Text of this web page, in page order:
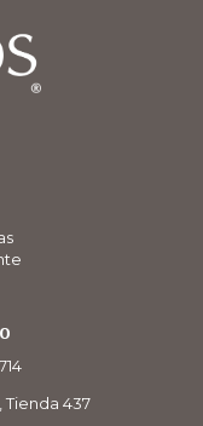
Tienda 437